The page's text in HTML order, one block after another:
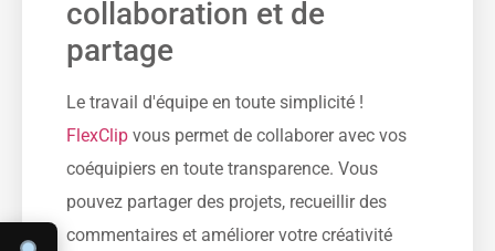
collaboration et de
partage
Le travail d'équipe en toute simplicité !
FlexClip vous permet de collaborer avec vos
coéquipiers en toute transparence. Vous
pouvez partager des projets, recueillir des
commentaires et améliorer votre créativité